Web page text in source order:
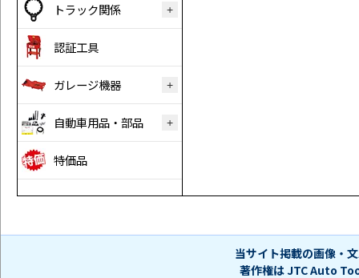
トラック関係
認証工具
ガレージ機器
自動車用品・部品
特価品
当サイト掲載の画像・
著作権は JTC Auto